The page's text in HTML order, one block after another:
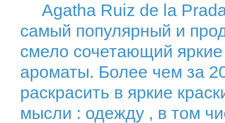
Agatha Ruiz de la
самый популярный и
смело сочетающий
ароматы. Более чем за
раскрасить в яркие
мысли : одежду , в том